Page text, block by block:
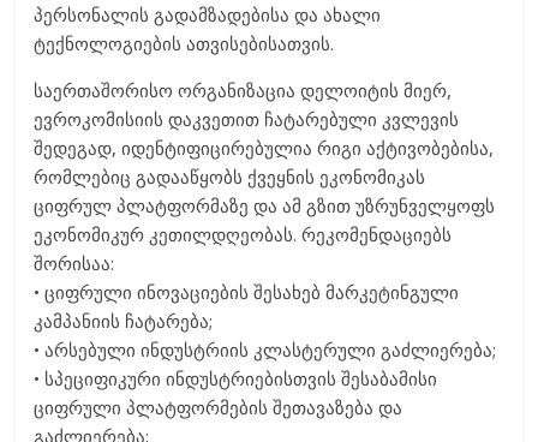
პერსონალის გადამზადებისა და ახალი
ტექნოლოგიების ათვისებისათვის.
საერთაშორისო ორგანიზაცია დელოიტის მიერ,
ევროკომისიის დაკვეთით ჩატარებული კვლევის
შედეგად, იდენტიფიცირებულია რიგი აქტივობებისა,
რომლებიც გადააწყობს ქვეყნის ეკონომიკას
ციფრულ პლატფორმაზე და ამ გზით უზრუნველყოფს
ეკონომიკურ კეთილდღეობას. რეკომენდაციებს
შორისაა:
• ციფრული ინოვაციების შესახებ მარკეტინგული
კამპანიის ჩატარება;
• არსებული ინდუსტრიის კლასტერული გაძლიერება;
• სპეციფიკური ინდუსტრიებისთვის შესაბამისი
ციფრული პლატფორმების შეთავაზება და
გაძლიერება;